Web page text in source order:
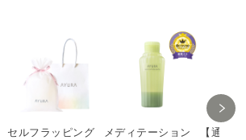
セルフラッピング
メディテーション
【通販